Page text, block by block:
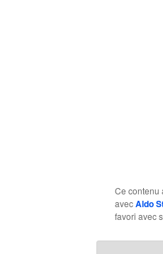
Ce contenu
avecAldo
favori avec